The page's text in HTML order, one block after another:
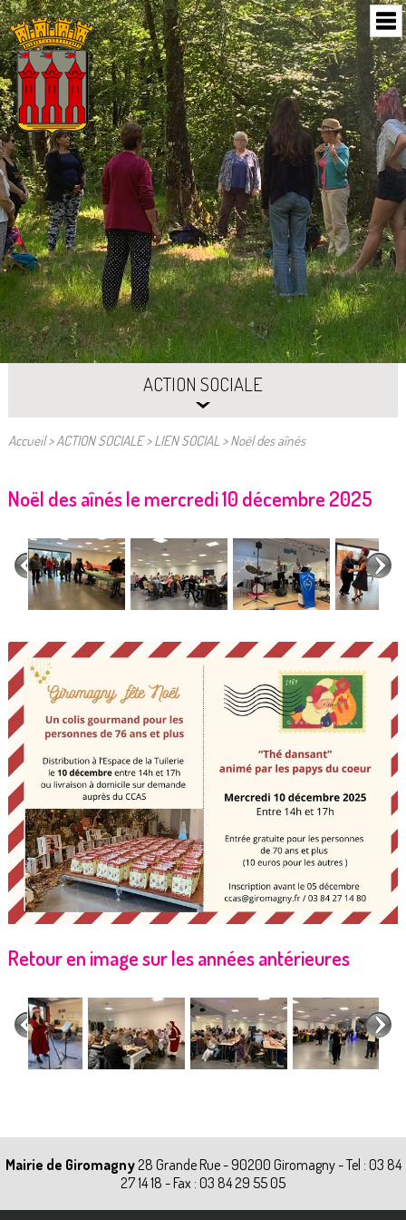
ACTION SOCIALE
Accueil>ACTION SOCIALE>LIEN SOCIAL>Noël des aînés
Noël des aînés le mercredi 10 décembre 2025
Retour en image sur les années antérieures
Mairie de Giromagny28 Grande Rue - 90200 Giromagny - Tel : 03 84
27 14 18 - Fax : 03 84 29 55 05